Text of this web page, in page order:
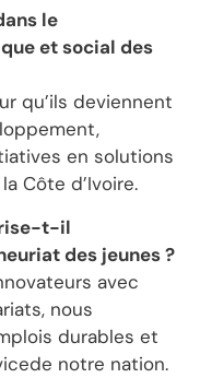
le
et social des
qu’ils deviennent
en solutions
Côte d’Ivoire.
t-il
des jeunes ?
avec
nous
durables et
notre nation.